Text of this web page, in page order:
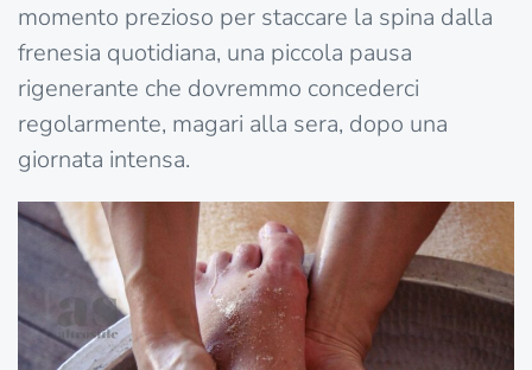
momento prezioso per staccare la spina dalla
frenesia quotidiana, una piccola pausa
rigenerante che dovremmo concederci
regolarmente, magari alla sera, dopo una
giornata intensa.